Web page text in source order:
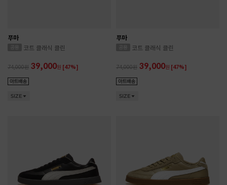
푸마
코트 클래식 클린
74,000 39,000원 [47%]
SIZE
푸마
코트 클래식 클린
74,000 39,000원 [47%]
SIZE